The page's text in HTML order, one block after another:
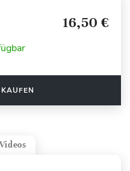
16,50 €
Videos